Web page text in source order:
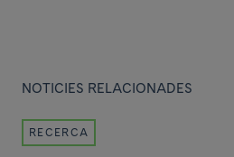
NOTICIES RELACIONADES
RECERCA